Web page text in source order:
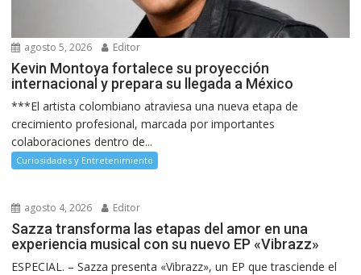
agosto 5, 2026 Editor
Kevin Montoya fortalece su proyección
internacional y prepara su llegada a México
***El artista colombiano atraviesa una nueva etapa de
crecimiento profesional, marcada por importantes
colaboraciones dentro de...
Curiosidades y Entretenimiento
agosto 4, 2026 Editor
Sazza transforma las etapas del amor en una
experiencia musical con su nuevo EP «Vibrazz»
ESPECIAL. – Sazza presenta «Vibrazz», un EP que trasciende el